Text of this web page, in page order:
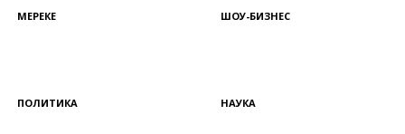
МЕРЕКЕ ШОУ-БИЗНЕС
ПОЛИТИКА НАУКА